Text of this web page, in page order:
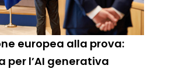
europea alla prova:
per l’AI generativa